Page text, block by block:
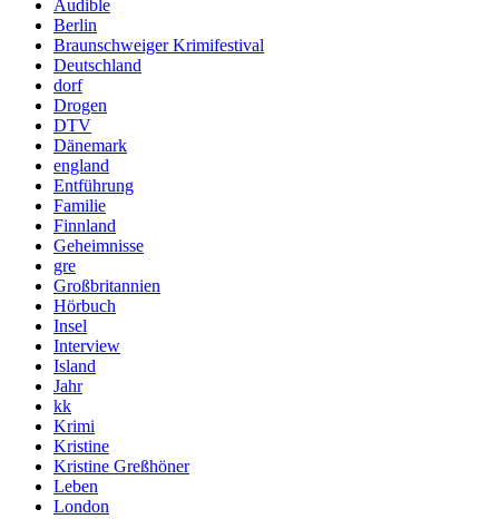
Audible
Berlin
Braunschweiger Krimifestival
Deutschland
dorf
Drogen
DTV
Dänemark
england
Entführung
Familie
Finnland
Geheimnisse
gre
Großbritannien
Hörbuch
Insel
Interview
Island
Jahr
kk
Krimi
Kristine
Kristine Greßhöner
Leben
London